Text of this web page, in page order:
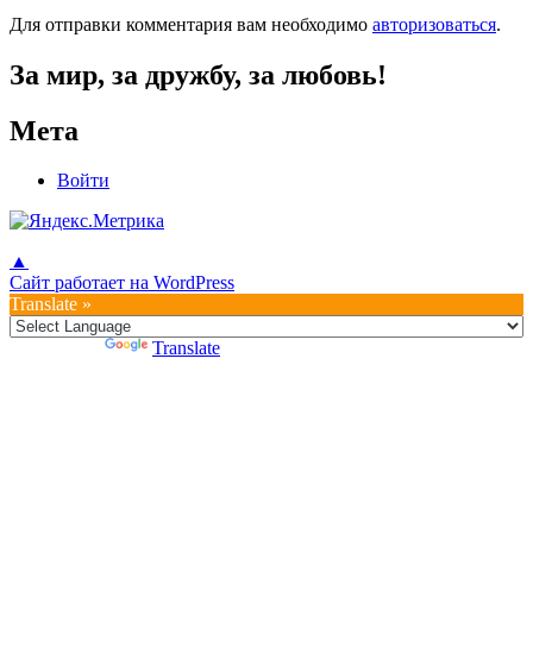
Для отправки комментария вам необходимо авторизоваться.
За мир, за дружбу, за любовь!
Мета
Войти
▲
Сайт работает на WordPress
Translate »
Translate